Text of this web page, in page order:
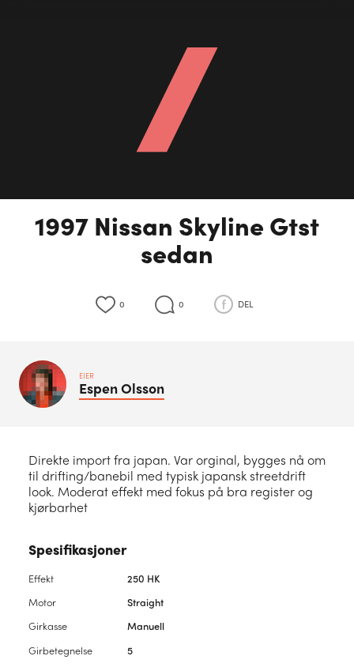
1997 Nissan Skyline Gtst
sedan
0 0 DEL
EIER
EspenOlsson
Direkte import fra japan. Var orginal, bygges nå om
til drifting/banebil med typisk japansk streetdrift
look. Moderat effekt med fokus på bra register og
kjørbarhet
Spesifikasjoner
Effekt
250 HK
Motor
Straight
Girkasse
Manuell
Girbetegnelse
5